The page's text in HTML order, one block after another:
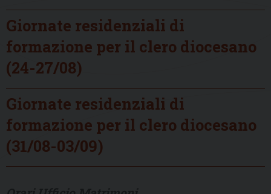
Giornate residenziali di
formazione per il clero diocesano
(24-27/08)
Giornate residenziali di
formazione per il clero diocesano
(31/08-03/09)